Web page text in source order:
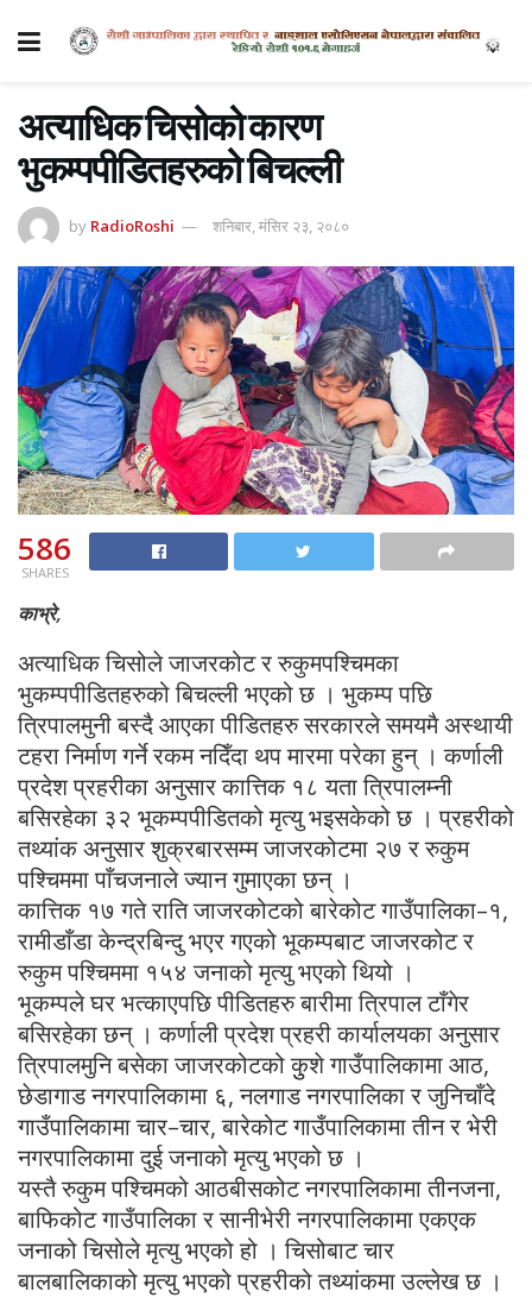
अत्याधिक चिसोको कारण
भुकम्पपीडितहरुको बिचल्ली
by RadioRoshi शनिबार, मंसिर २३, २०८०
586
SHARES
काभ्रे,
अत्याधिक चिसोले जाजरकोट र रुकुमपश्चिमका
भुकम्पपीडितहरुको बिचल्ली भएको छ । भुकम्प पछि
त्रिपालमुनी बस्दै आएका पीडितहरु सरकारले समयमै अस्थायी
टहरा निर्माण गर्ने रकम नदिँदा थप मारमा परेका हुन् । कर्णाली
प्रदेश प्रहरीका अनुसार कात्तिक १८ यता त्रिपालम्नी
बसिरहेका ३२ भूकम्पपीडितको मृत्यु भइसकेको छ । प्रहरीको
तथ्यांक अनुसार शुक्रबारसम्म जाजरकोटमा २७ र रुकुम
पश्चिममा पाँचजनाले ज्यान गुमाएका छन् ।
कात्तिक १७ गते राति जाजरकोटको बारेकोट गाउँपालिका–१,
रामीडाँडा केन्द्रबिन्दु भएर गएको भूकम्पबाट जाजरकोट र
रुकुम पश्चिममा १५४ जनाको मृत्यु भएको थियो ।
भूकम्पले घर भत्काएपछि पीडितहरु बारीमा त्रिपाल टाँगेर
बसिरहेका छन् । कर्णाली प्रदेश प्रहरी कार्यालयका अनुसार
त्रिपालमुनि बसेका जाजरकोटको कुुशे गाउँपालिकामा आठ,
छेडागाड नगरपालिकामा ६, नलगाड नगरपालिका र जुनिचाँदे
गाउँपालिकामा चार–चार, बारेकोट गाउँपालिकामा तीन र भेरी
नगरपालिकामा दुई जनाको मृत्यु भएको छ ।
यस्तै रुकुम पश्चिमको आठबीसकोट नगरपालिकामा तीनजना,
बाफिकोट गाउँपालिका र सानीभेरी नगरपालिकामा एकएक
जनाको चिसोले मृत्यु भएको हो । चिसोबाट चार
बालबालिकाको मृत्यु भएको प्रहरीको तथ्यांकमा उल्लेख छ ।